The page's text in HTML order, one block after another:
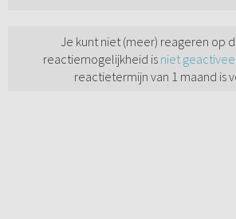
Je kunt niet (meer) reageren op
reactiemogelijkheid is niet
reactietermijn van 1 maand is